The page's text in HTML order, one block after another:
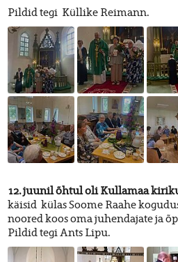
Pildid tegi Küllike Reimann.
12. juunil õhtul oli Kullamaa
käisid külas Soome Raahe
noored koos oma juhendajate ja
Pildid tegi Ants Lipu.